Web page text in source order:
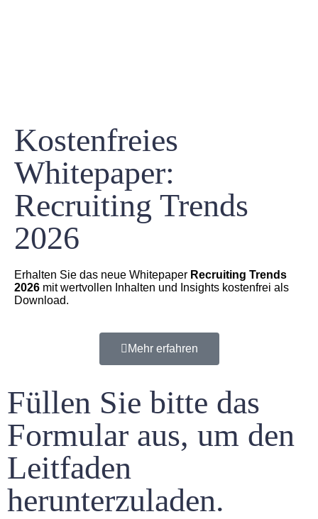
Kostenfreies
Whitepaper:
Recruiting Trends
2026
Erhalten Sie das neue Whitepaper Recruiting Trends
2026 mit wertvollen Inhalten und Insights kostenfrei als
Download.
Mehr erfahren
Füllen Sie bitte das
Formular aus, um den
Leitfaden
herunterzuladen.